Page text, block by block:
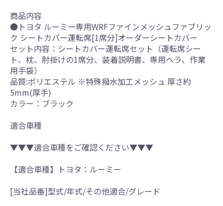
商品内容
●トヨタ ルーミー専用WRFファインメッシュファブリッ
ク シートカバー運転席[1席分]オーダーシートカバー
セット内容：シートカバー運転席セット（運転席シー
ト、枕、肘掛けの1席分、装着説明書、専用ヘラ、作業
用手袋）
品質:ポリエステル ※特殊撥水加工メッシュ 厚さ約
5mm(厚手)
カラー：ブラック
適合車種
▼▼▼適合車種をご確認ください▼▼▼
【適合車種】トヨタ：ルーミー
[当社品番]型式/年式/その他適合/グレード